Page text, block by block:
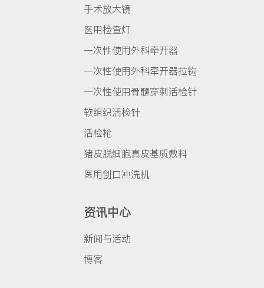
手术放大镜
医用检查灯
一次性使用外科牵开器
一次性使用外科牵开器拉钩
一次性使用骨髓穿刺活检针
软组织活检针
活检枪
猪皮脱细胞真皮基质敷料
医用创口冲洗机
资讯中心
新闻与活动
博客